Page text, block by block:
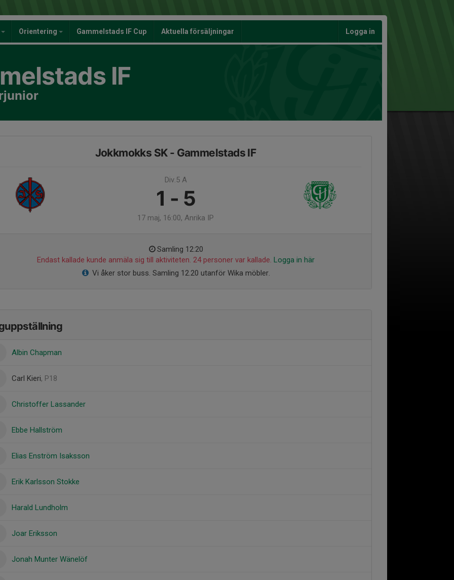
Orientering Gammelstads IF Cup Aktuella försäljningar Logga in
IF
Jokkmokks SK - Gammelstads IF
Div.5 A
1 - 5
17 maj, 16:00, Anrika IP
Samling 12:20
Endast kallade kunde anmäla sig till aktiviteten. 24 personer var kallade. Logga in här
Vi åker stor buss. Samling 12.20 utanför Wika möbler.
Albin Chapman
Carl Kieri, P18
Christoffer Lassander
Ebbe Hallström
Elias Enström Isaksson
Erik Karlsson Stokke
Harald Lundholm
Joar Eriksson
Jonah Munter Wänelöf